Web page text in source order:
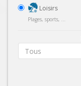
Loisirs
Plages, sports, ...
Tous